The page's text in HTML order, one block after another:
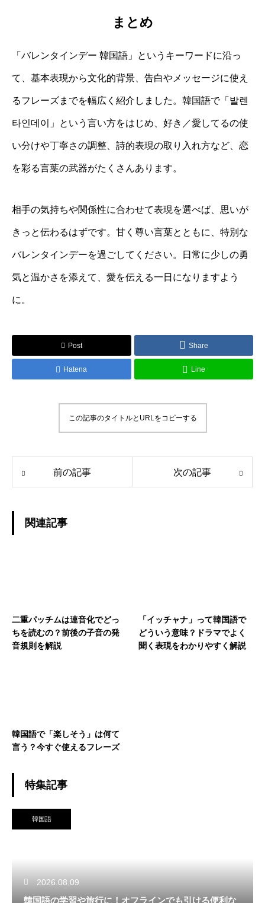
まとめ
「バレンタインデー 韓国語」というキーワードに沿っ
て、基本表現から文化的背景、告白やメッセージに使え
るフレーズまでを幅広く紹介しました。韓国語で「발렌
타인데이」という言い方をはじめ、好き／愛してるの使
い分けや丁寧さの調整、詩的表現の取り入れ方など、恋
を彩る言葉の武器がたくさんあります。
相手の気持ちや関係性に合わせて表現を選べば、思いが
きっと伝わるはずです。甘く尊い言葉とともに、特別な
バレンタインデーを過ごしてください。日常に少しの勇
気と温かさを添えて、愛を伝える一日になりますよう
に。
Post Share
Hatena Line
この記事のタイトルとURLをコピーする
前の記事 次の記事
関連記事
二重パッチムは連音化でどっ
ちを読むの？前後の子音の発
音規則を解説
「イッチャナ」って韓国語で
どういう意味？ドラマでよく
聞く表現をわかりやすく解説
韓国語で「楽しそう」は何て
言う？今すぐ使えるフレーズ
特集記事
韓国語
2026.08.09
韓国語の学習や旅行に！オフラインでも引ける便利な